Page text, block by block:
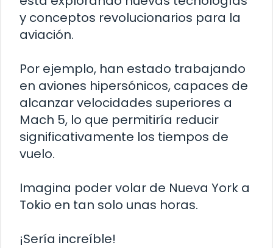
y conceptos revolucionarios para la
aviación.
Por ejemplo, han estado trabajando
en aviones hipersónicos, capaces de
alcanzar velocidades superiores a
Mach 5, lo que permitiría reducir
significativamente los tiempos de
vuelo.
Imagina poder volar de Nueva York a
Tokio en tan solo unas horas.
¡Sería increíble!